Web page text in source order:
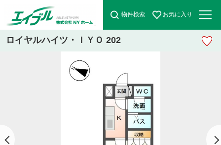
物件検索 お気に入り
ロイヤルハイツ・ＩＹＯ 202